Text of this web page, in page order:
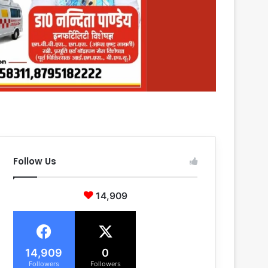
Follow Us
14,909
14,909
Followers
0
Followers